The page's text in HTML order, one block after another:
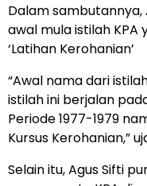
Dalam
awal mula istilah KPA
‘Latihan Kerohanian’
“Awal nama dari
istilah ini berjalan
Periode 1977-1979
Kursus Kerohanian,”
Selain itu, Agus Sifti